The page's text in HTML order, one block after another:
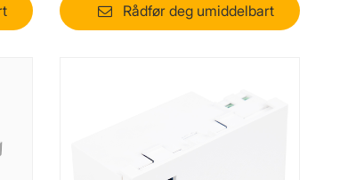
Rådfør deg umiddelbart